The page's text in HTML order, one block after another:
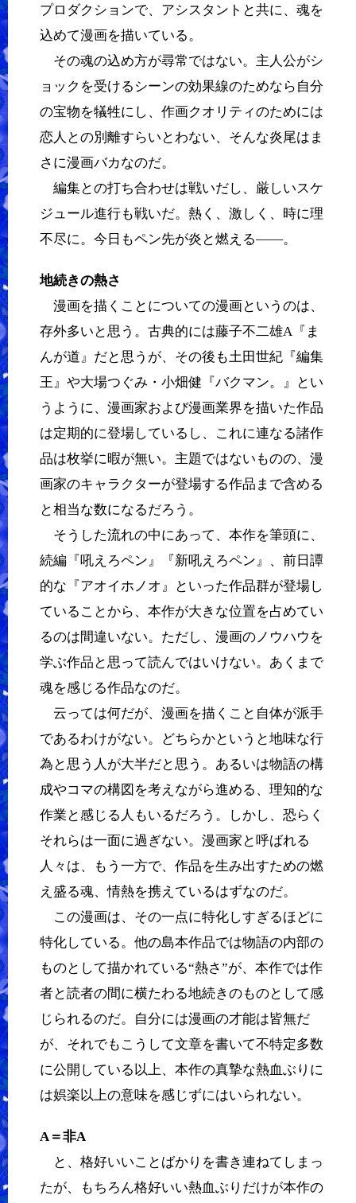
プロダクションで、アシスタントと共に、魂を
込めて漫画を描いている。
その魂の込め方が尋常ではない。主人公がシ
ョックを受けるシーンの効果線のためなら自分
の宝物を犠牲にし、作画クオリティのためには
恋人との別離すらいとわない、そんな炎尾はま
さに漫画バカなのだ。
編集との打ち合わせは戦いだし、厳しいスケ
ジュール進行も戦いだ。熱く、激しく、時に理
不尽に。今日もペン先が炎と燃える――。
地続きの熱さ
漫画を描くことについての漫画というのは、
存外多いと思う。古典的には藤子不二雄A『ま
んが道』だと思うが、その後も土田世紀『編集
王』や大場つぐみ・小畑健『バクマン。』とい
うように、漫画家および漫画業界を描いた作品
は定期的に登場しているし、これに連なる諸作
品は枚挙に暇が無い。主題ではないものの、漫
画家のキャラクターが登場する作品まで含める
と相当な数になるだろう。
そうした流れの中にあって、本作を筆頭に、
続編『吼えろペン』『新吼えろペン』、前日譚
的な『アオイホノオ』といった作品群が登場し
ていることから、本作が大きな位置を占めてい
るのは間違いない。ただし、漫画のノウハウを
学ぶ作品と思って読んではいけない。あくまで
魂を感じる作品なのだ。
云っては何だが、漫画を描くこと自体が派手
であるわけがない。どちらかというと地味な行
為と思う人が大半だと思う。あるいは物語の構
成やコマの構図を考えながら進める、理知的な
作業と感じる人もいるだろう。しかし、恐らく
それらは一面に過ぎない。漫画家と呼ばれる
人々は、もう一方で、作品を生み出すための燃
え盛る魂、情熱を携えているはずなのだ。
この漫画は、その一点に特化しすぎるほどに
特化している。他の島本作品では物語の内部の
ものとして描かれている“熱さ”が、本作では作
者と読者の間に横たわる地続きのものとして感
じられるのだ。自分には漫画の才能は皆無だ
が、それでもこうして文章を書いて不特定多数
に公開している以上、本作の真摯な熱血ぶりに
は娯楽以上の意味を感じずにはいられない。
A＝非A
と、格好いいことばかりを書き連ねてしまっ
たが、もちろん格好いい熱血ぶりだけが本作の